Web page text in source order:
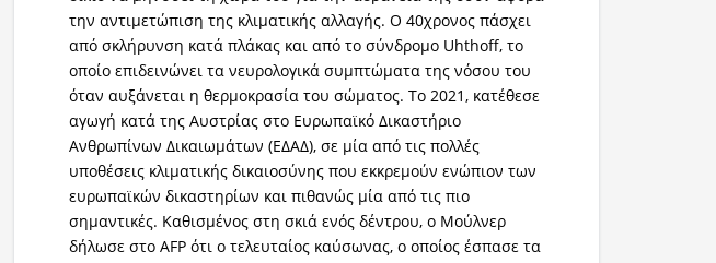
την αντιμετώπιση της κλιματικής αλλαγής. Ο 40χρονος πάσχει
από σκλήρυνση κατά πλάκας και από το σύνδρομο Uhthoff, το
οποίο επιδεινώνει τα νευρολογικά συμπτώματα της νόσου του
όταν αυξάνεται η θερμοκρασία του σώματος. Το 2021, κατέθεσε
αγωγή κατά της Αυστρίας στο Ευρωπαϊκό Δικαστήριο
Ανθρωπίνων Δικαιωμάτων (ΕΔΑΔ), σε μία από τις πολλές
υποθέσεις κλιματικής δικαιοσύνης που εκκρεμούν ενώπιον των
ευρωπαϊκών δικαστηρίων και πιθανώς μία από τις πιο
σημαντικές. Καθισμένος στη σκιά ενός δέντρου, ο Μούλνερ
δήλωσε στο AFP ότι ο τελευταίος καύσωνας, ο οποίος έσπασε τα